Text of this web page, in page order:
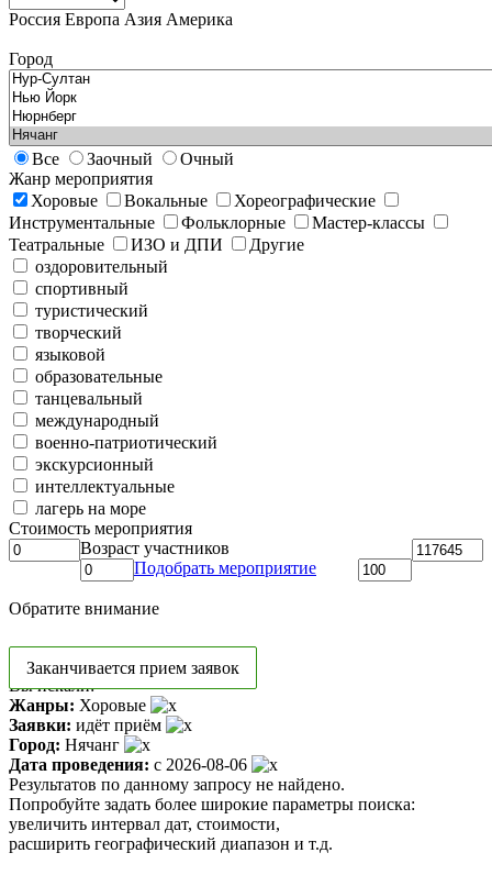
Россия Европа Азия Америка
Город
Все Заочный
Очный
Жанр мероприятия
Хоровые
Вокальные
Хореографические
Инструментальные
Фольклорные
Мастер-классы
Театральные
ИЗО и ДПИ
Другие
оздоровительный
спортивный
туристический
творческий
языковой
образовательные
танцевальный
международный
военно-патриотический
экскурсионный
интеллектуальные
лагерь на море
Стоимость мероприятия
Возраст участников
Подобрать мероприятие
Обратите внимание
Заканчивается прием заявок
Вы искали:
Жанры: Хоровые
Заявки: идёт приём
Город: Нячанг
Дата проведения: с 2026-08-06
Результатов по данному запросу не найдено.
Попробуйте задать более широкие параметры поиска:
увеличить интервал дат, стоимости,
расширить географический диапазон и т.д.